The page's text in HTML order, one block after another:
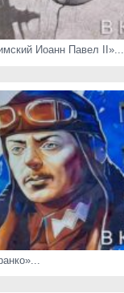
Иоанн Павел II»...